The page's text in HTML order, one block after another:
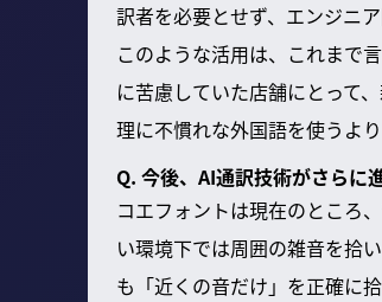
訳者を必要とせず、エンジニ
このような活用は、これまで
に苦慮していた店舗にとって
理に不慣れな外国語を使うよ
Q. 今後、AI通訳技術がさらに
コエフォントは現在のところ
い環境下では周囲の雑音を拾
も「近くの音だけ」を正確に